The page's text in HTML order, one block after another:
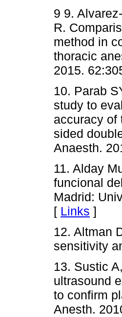
9 9.
R.
method in
thoracic
2015.
10. Parab
study to
accuracy of
sided
Anaesth.
11. Alday
funcional
Madrid:
[ Links ]
12. Altman
sensitivity
13. Sustic
ultrasound
to confirm
Anesth.